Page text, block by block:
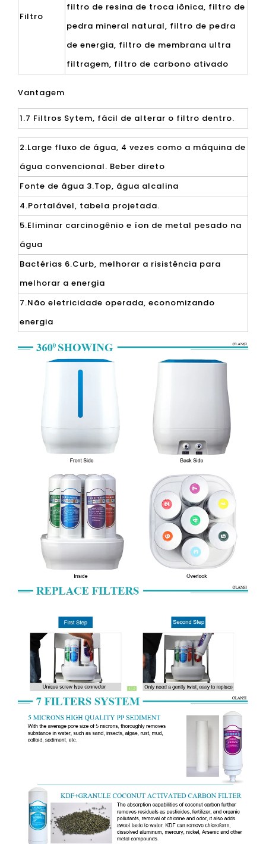
Filtro
filtro de resina de troca iônica, filtro de
pedra mineral natural, filtro de pedra
de energia, filtro de membrana ultra
filtragem, filtro de carbono ativado
Vantagem
1.7 Filtros Sytem, ​​fácil de alterar o filtro dentro.
2.Large fluxo de água, 4 vezes como a máquina de
água convencional. Beber direto
Fonte de água 3.Top, água alcalina
4.Portalável, tabela projetada.
5.Eliminar carcinogênio e íon de metal pesado na
água
Bactérias 6.Curb, melhorar a risistência para
melhorar a energia
7.Não eletricidade operada, economizando
energia